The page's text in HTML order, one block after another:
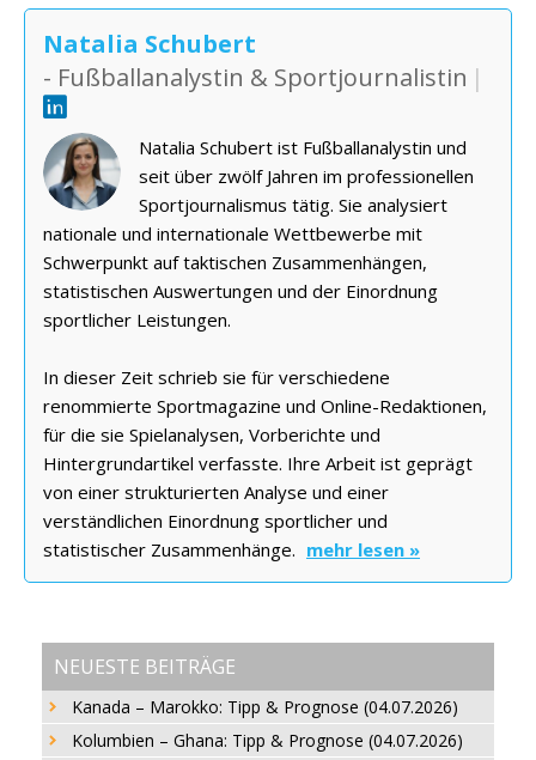
Natalia Schubert
- Fußballanalystin & Sportjournalistin |
Natalia Schubert ist Fußballanalystin und
seit über zwölf Jahren im professionellen
Sportjournalismus tätig. Sie analysiert
nationale und internationale Wettbewerbe mit
Schwerpunkt auf taktischen Zusammenhängen,
statistischen Auswertungen und der Einordnung
sportlicher Leistungen.
In dieser Zeit schrieb sie für verschiedene
renommierte Sportmagazine und Online-Redaktionen,
für die sie Spielanalysen, Vorberichte und
Hintergrundartikel verfasste. Ihre Arbeit ist geprägt
von einer strukturierten Analyse und einer
verständlichen Einordnung sportlicher und
statistischer Zusammenhänge. mehr lesen »
NEUESTE BEITRÄGE
Kanada – Marokko: Tipp & Prognose (04.07.2026)
Kolumbien – Ghana: Tipp & Prognose (04.07.2026)